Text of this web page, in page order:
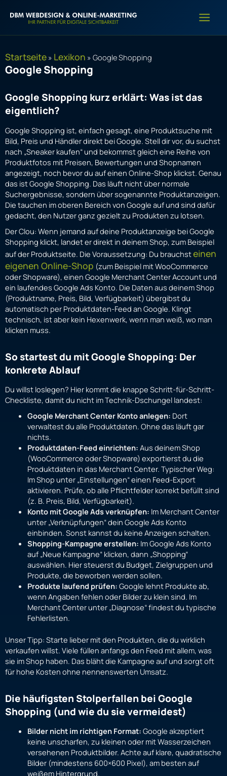
Inhalt
Startseite » Lexikon » Google Shopping
Google Shopping
Google Shopping kurz erklärt: Was ist das
eigentlich?
Google Shopping ist, einfach gesagt, eine Produktsuche mit
Bild, Preis und Händler direkt bei Google. Stell dir vor, du suchst
nach „Sneaker kaufen“ und bekommst gleich eine Reihe von
Produktfotos mit Preisen, Bewertungen und Shopnamen
angezeigt, noch bevor du auf einen Online-Shop klickst. Genau
das ist Google Shopping. Das läuft nicht über normale
Suchergebnisse, sondern über sogenannte Produktanzeigen.
Die tauchen im oberen Bereich von Google auf und sind dafür
gedacht, den Nutzer ganz gezielt zu Produkten zu lotsen.
Der Clou: Wenn jemand auf deine Produktanzeige bei Google
Shopping klickt, landet er direkt in deinem Shop, zum Beispiel
auf der Produktseite. Die Voraussetzung: Du brauchsteinen
eigenen Online-Shop (zum Beispiel mit WooCommerce
oder Shopware), einen Google Merchant Center Account und
ein laufendes Google Ads Konto. Die Daten aus deinem Shop
(Produktname, Preis, Bild, Verfügbarkeit) übergibst du
automatisch per Produktdaten-Feed an Google. Klingt
technisch, ist aber kein Hexenwerk, wenn man weiß, wo man
klicken muss.
So startest du mit Google Shopping: Der
konkrete Ablauf
Du willst loslegen? Hier kommt die knappe Schritt-für-Schritt-
Checkliste, damit du nicht im Technik-Dschungel landest:
Google Merchant Center Konto anlegen: Dort
verwaltest du alle Produktdaten. Ohne das läuft gar
nichts.
Produktdaten-Feed einrichten: Aus deinem Shop
(WooCommerce oder Shopware) exportierst du die
Produktdaten in das Merchant Center. Typischer Weg:
Im Shop unter „Einstellungen“ einen Feed-Export
aktivieren. Prüfe, ob alle Pflichtfelder korrekt befüllt sind
(z. B. Preis, Bild, Verfügbarkeit).
Konto mit Google Ads verknüpfen: Im Merchant Center
unter „Verknüpfungen“ dein Google Ads Konto
einbinden. Sonst kannst du keine Anzeigen schalten.
Shopping-Kampagne erstellen: Im Google Ads Konto
auf „Neue Kampagne“ klicken, dann „Shopping“
auswählen. Hier steuerst du Budget, Zielgruppen und
Produkte, die beworben werden sollen.
Produkte laufend prüfen: Google lehnt Produkte ab,
wenn Angaben fehlen oder Bilder zu klein sind. Im
Merchant Center unter „Diagnose“ findest du typische
Fehlerlisten.
Unser Tipp: Starte lieber mit den Produkten, die du wirklich
verkaufen willst. Viele füllen anfangs den Feed mit allem, was
sie im Shop haben. Das bläht die Kampagne auf und sorgt oft
für hohe Kosten ohne nennenswerten Umsatz.
Die häufigsten Stolperfallen bei Google
Shopping (und wie du sie vermeidest)
Bilder nicht im richtigen Format: Google akzeptiert
keine unscharfen, zu kleinen oder mit Wasserzeichen
versehenen Produktbilder. Achte auf klare, quadratische
Bilder (mindestens 600×600 Pixel), am besten auf
weißem Hintergrund.